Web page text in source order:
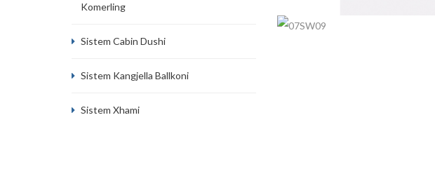
Komerling
Sistem Cabin Dushi
Sistem Kangjella Ballkoni
Sistem Xhami